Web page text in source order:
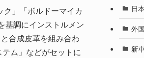
ク」「ボルドーマイカ
基調にインストルメン
合成皮革を組み合わ
ム」などがセットに
日
外
新